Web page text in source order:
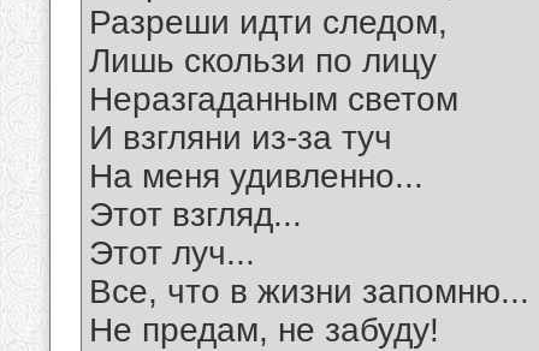
Разреши идти следом,
Лишь скользи по лицу
Неразгаданным светом
И взгляни из-за туч
На меня удивленно...
Этот взгляд...
Этот луч...
Все, что в жизни запомню...
Не предам, не забуду!